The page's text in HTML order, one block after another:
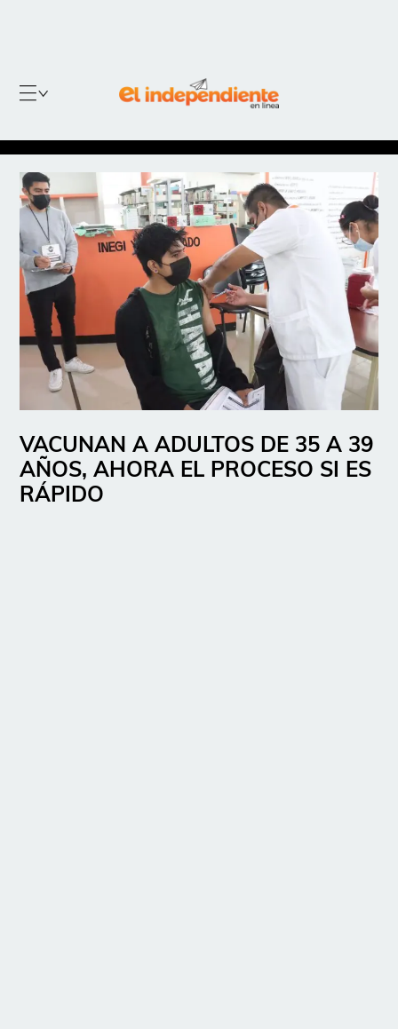
VACUNAN A ADULTOS DE 35 A 39
AÑOS, AHORA EL PROCESO SI ES
RÁPIDO